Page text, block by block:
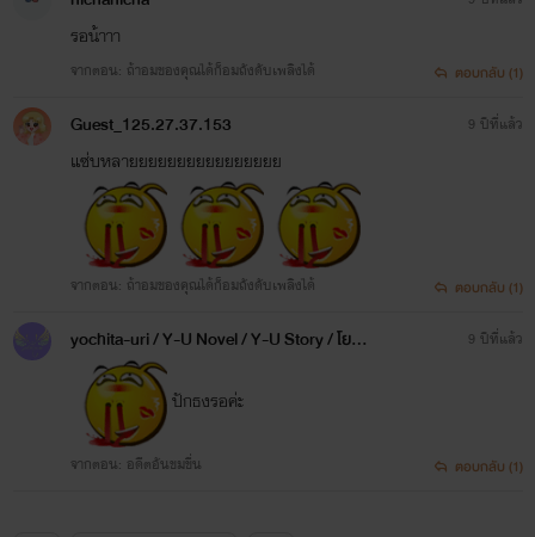
ชมพู่ถึงกับทรุดฮวบ ร่างบางนั่งกองลงกับพื้น
กระเบื้องในห้องนอนเปิดแอร์เย็นฉ่ำ ตอนนี้ขาทั้
สองข้างระทดระทวยไร้เรี่ยวแรงจะยืนได้ไหว
ภาพน้องชายของหรั่งโจนจ...
เสน่หาซากุระ
Stylo Romantique
www.mebmarket.com
อะไรก็พูดตรงๆสิ! มัวแต่เกริ่นนำท้องเรื่องเป็น
พระเอกลิเกไปได้” “เบาๆ ชมพู่! พี่เจ็บ!ตัวเล็กนิด
รอน้าาา
จากตอน: ถ้าอมของคุณได้ก็อมถังดับเพลิงได้ ตอบกลับ (1)
Guest_125.27.37.153
แซ่บหลายยยยยยยยยยยยยยยย
จากตอน: ถ้าอมของคุณได้ก็อมถังดับเพลิงได้
9 ปีที่แล้ว
ตอบกลับ (1)
yochita-uri / Y-U Novel / Y-U Story / โยชิตะ-ยูริ
ปักธงรอค่ะ
จากตอน: อดีตอันขมขื่น
9 ปีที่แล้ว
ตอบกลับ (1)